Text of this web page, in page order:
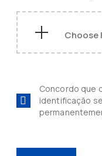
Concordo que
identificação